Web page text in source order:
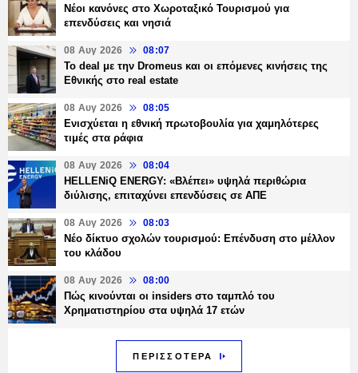
Νέοι κανόνες στο Χωροταξικό Τουρισμού για
επενδύσεις και νησιά
08 Αυγ 2026 08:07
Το deal με την Dromeus και οι επόμενες κινήσεις της
Εθνικής στο real estate
08 Αυγ 2026 08:05
Ενισχύεται η εθνική πρωτοβουλία για χαμηλότερες
τιμές στα ράφια
08 Αυγ 2026 08:04
HELLENiQ ENERGY: «Βλέπει» υψηλά περιθώρια
διύλισης, επιταχύνει επενδύσεις σε ΑΠΕ
08 Αυγ 2026 08:03
Νέο δίκτυο σχολών τουρισμού: Επένδυση στο μέλλον
του κλάδου
08 Αυγ 2026 08:00
Πώς κινούνται οι insiders στο ταμπλό του
Χρηματιστηρίου στα υψηλά 17 ετών
ΠΕΡΙΣΣΟΤΕΡΑ